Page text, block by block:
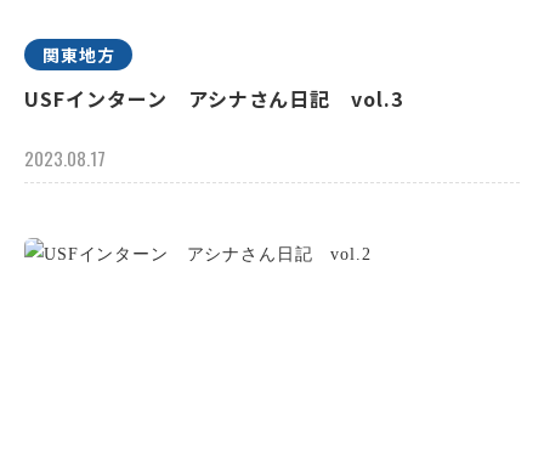
関東地方
USFインターン アシナさん日記 vol.3
2023.08.17